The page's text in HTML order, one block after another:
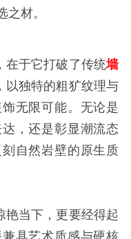
材。
于它打破了传统墙
以独特的粗犷纹理与
无限可能。无论是
，还是彰显潮流态
自然岩壁的原生质
当下，更要经得起